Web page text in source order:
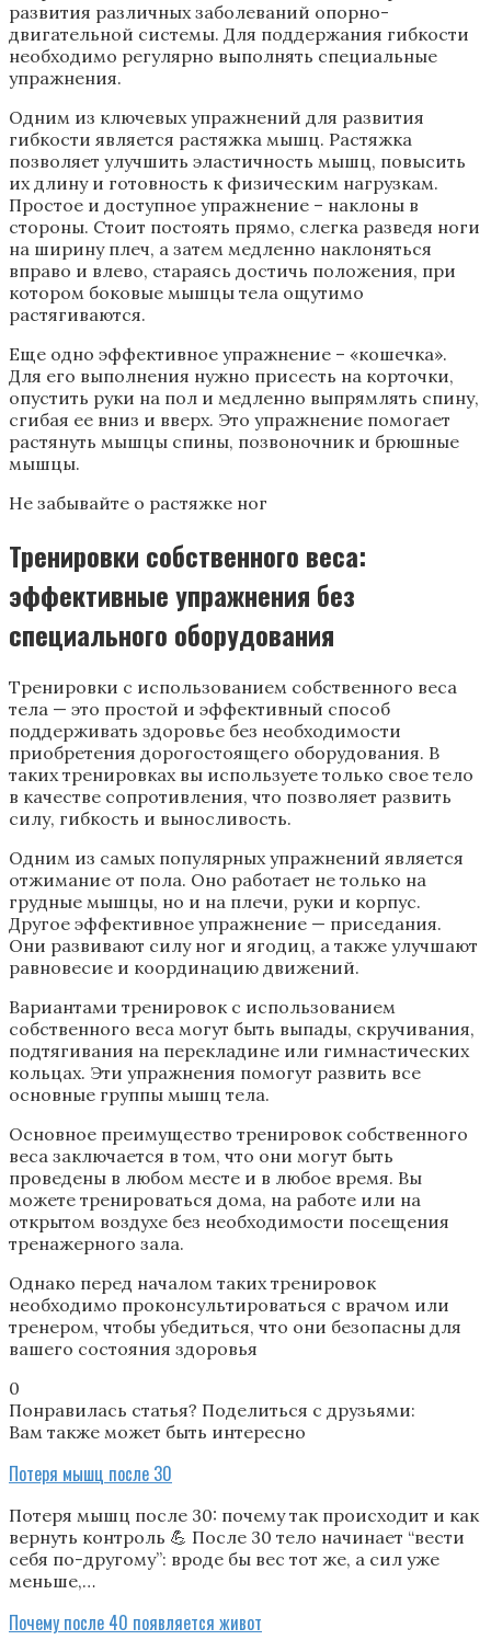
развития различных заболеваний опорно-
двигательной системы. Для поддержания гибкости
необходимо регулярно выполнять специальные
упражнения.
Одним из ключевых упражнений для развития
гибкости является растяжка мышц. Растяжка
позволяет улучшить эластичность мышц, повысить
их длину и готовность к физическим нагрузкам.
Простое и доступное упражнение – наклоны в
стороны. Стоит постоять прямо, слегка разведя ноги
на ширину плеч, а затем медленно наклоняться
вправо и влево, стараясь достичь положения, при
котором боковые мышцы тела ощутимо
растягиваются.
Еще одно эффективное упражнение – «кошечка».
Для его выполнения нужно присесть на корточки,
опустить руки на пол и медленно выпрямлять спину,
сгибая ее вниз и вверх. Это упражнение помогает
растянуть мышцы спины, позвоночник и брюшные
мышцы.
Не забывайте о растяжке ног
Тренировки собственного веса:
эффективные упражнения без
специального оборудования
Тренировки с использованием собственного веса
тела — это простой и эффективный способ
поддерживать здоровье без необходимости
приобретения дорогостоящего оборудования. В
таких тренировках вы используете только свое тело
в качестве сопротивления, что позволяет развить
силу, гибкость и выносливость.
Одним из самых популярных упражнений является
отжимание от пола. Оно работает не только на
грудные мышцы, но и на плечи, руки и корпус.
Другое эффективное упражнение — приседания.
Они развивают силу ног и ягодиц, а также улучшают
равновесие и координацию движений.
Вариантами тренировок с использованием
собственного веса могут быть выпады, скручивания,
подтягивания на перекладине или гимнастических
кольцах. Эти упражнения помогут развить все
основные группы мышц тела.
Основное преимущество тренировок собственного
веса заключается в том, что они могут быть
проведены в любом месте и в любое время. Вы
можете тренироваться дома, на работе или на
открытом воздухе без необходимости посещения
тренажерного зала.
Однако перед началом таких тренировок
необходимо проконсультироваться с врачом или
тренером, чтобы убедиться, что они безопасны для
вашего состояния здоровья
0
Понравилась статья? Поделиться с друзьями:
Вам также может быть интересно
Потеря мышц после 30
Потеря мышц после 30: почему так происходит и как
вернуть контроль 💪 После 30 тело начинает “вести
себя по-другому”: вроде бы вес тот же, а сил уже
меньше,…
Почему после 40 появляется живот